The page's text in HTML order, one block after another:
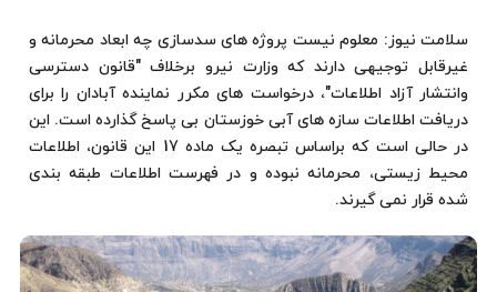
سلامت نیوز: معلوم نیست پروژه های سدسازی چه ابعاد محرمانه و
غیرقابل توجیهی دارند که وزارت نیرو برخلاف "قانون دسترسی
وانتشار آزاد اطلاعات"، درخواست های مکرر نماینده آبادان را برای
دریافت اطلاعات سازه های آبی خوزستان بی پاسخ گذارده است. این
در حالی است که براساس تبصره یک ماده 17 این قانون، اطلاعات
محیط زیستی، محرمانه نبوده و در فهرست اطلاعات طبقه بندی
شده قرار نمی گیرند.